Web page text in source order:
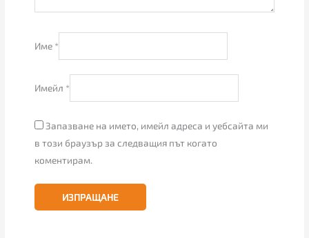
Име *
Имейл *
Запазване на името, имейл адреса и уебсайта ми
в този браузър за следващия път когато
коментирам.